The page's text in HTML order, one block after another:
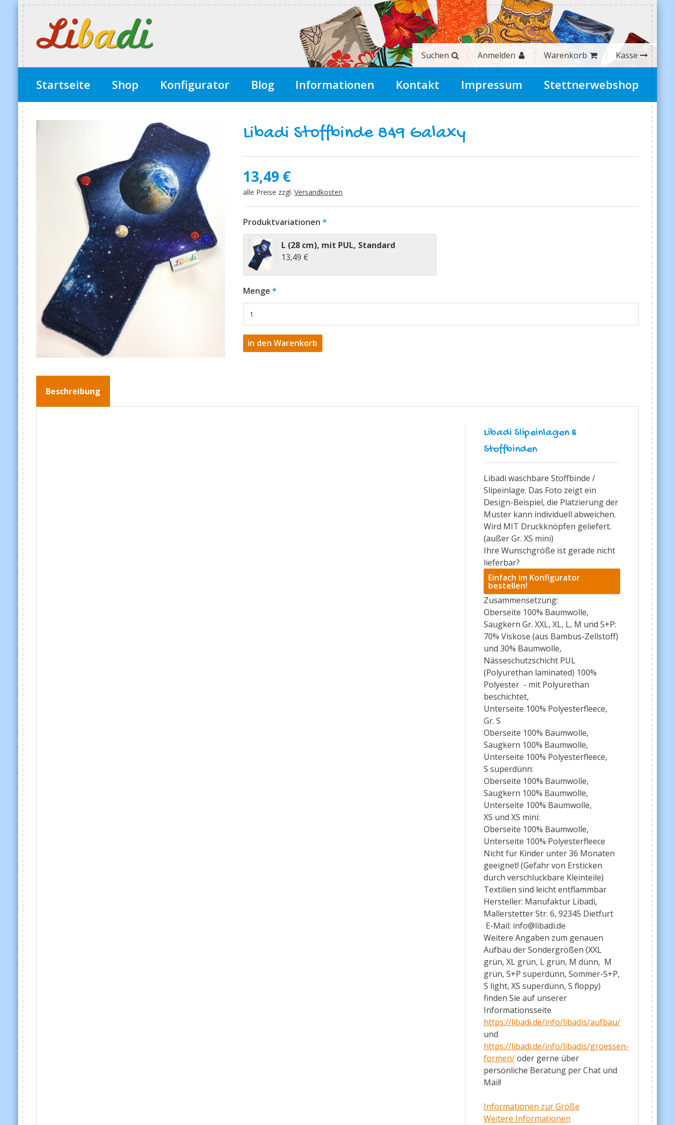
Suchen Anmelden Warenkorb Kasse
Startseite Shop Konfigurator Blog Informationen Kontakt Impressum Stettnerwebshop
Libadi Stoffbinde 849 Galaxy
13,49 €
alle Preise zzgl. Versandkosten
Produktvariationen
L (28 cm), mit PUL, Standard
13,49 €
Menge
Beschreibung
Libadi Slipeinlagen &
Stoffbinden
Libadi waschbare Stoffbinde /
Slipeinlage. Das Foto zeigt ein
Design-Beispiel, die Platzierung der
Muster kann individuell abweichen.
Wird MIT Druckknöpfen geliefert.
(außer Gr. XS mini)
Ihre Wunschgröße ist gerade nicht
lieferbar?
Einfach im Konfigurator
bestellen!
Zusammensetzung:
Oberseite 100% Baumwolle,
Saugkern Gr. XXL, XL, L, M und S+P:
70% Viskose (aus Bambus-Zellstoff)
und 30% Baumwolle,
Nässeschutzschicht PUL
(Polyurethan laminated) 100%
Polyester - mit Polyurethan
beschichtet,
Unterseite 100% Polyesterfleece,
Gr. S
Oberseite 100% Baumwolle,
Saugkern 100% Baumwolle,
Unterseite 100% Polyesterfleece,
S superdünn:
Oberseite 100% Baumwolle,
Saugkern 100% Baumwolle,
Unterseite 100% Baumwolle,
XS und XS mini:
Oberseite 100% Baumwolle,
Unterseite 100% Polyesterfleece
Nicht für Kinder unter 36 Monaten
geeignet! (Gefahr von Ersticken
durch verschluckbare Kleinteile)
Textilien sind leicht entflammbar
Hersteller: Manufaktur Libadi,
Mallerstetter Str. 6, 92345 Dietfurt
E-Mail: info@libadi.de
Weitere Angaben zum genauen
Aufbau der Sondergrößen (XXL
grün, XL grün, L grün, M dünn, M
grün, S+P superdünn, Sommer-S+P,
S light, XS superdünn, S floppy)
finden Sie auf unserer
Informationsseite
https://libadi.de/info/libadis/aufbau/
und
https://libadi.de/info/libadis/groessen-
formen/oder gerne über
persönliche Beratung per Chat und
Mail!
Informationen zur Größe
Weitere Informationen